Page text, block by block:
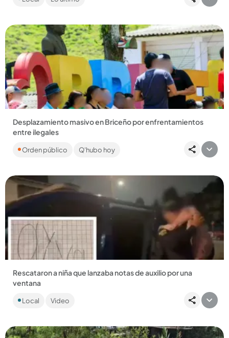
Compartir Noticia
Desplazamiento masivo en Briceño por enfrentamientos
entre ilegales
La Defensoría del Pueblo advierte que estaría usaron drones
con cargas explosivas. Ya han llegado 77 familias al casco
Orden público Q'hubo hoy
Rescataron a niña que lanzaba notas de auxilio por una
ventana
Por ser un presunto caso de abandono, la menor de 7 años
quedó a disposición de un defensor de familia para
Local Video